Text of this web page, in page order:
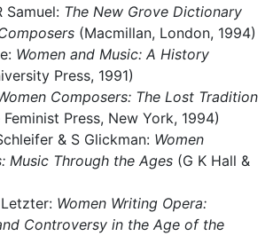
Samuel: The New Grove Dictionary
(Macmillan, London, 1994)
Women and Music: A History
Press, 1991)
Composers: The Lost Tradition
Feminist Press, New York, 1994)
& S Glickman: Women
Music Through the Ages (G K Hall &
Women Writing Opera:
Controversy in the Age of the